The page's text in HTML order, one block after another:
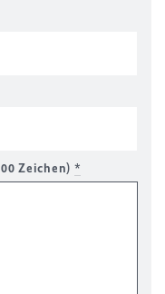
Zeichen) *